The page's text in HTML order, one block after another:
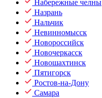
Набережные челны
Назрань
Нальчик
Невинномысск
Новороссийск
Новочеркасск
Новошахтинск
Пятигорск
Ростов-на-Дону
Самара